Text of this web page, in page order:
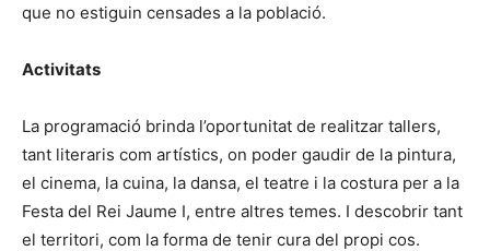
que no estiguin censades a la població.
Activitats
La programació brinda l’oportunitat de realitzar tallers,
tant literaris com artístics, on poder gaudir de la pintura,
el cinema, la cuina, la dansa, el teatre i la costura per a la
Festa del Rei Jaume I, entre altres temes. I descobrir tant
el territori, com la forma de tenir cura del propi cos.